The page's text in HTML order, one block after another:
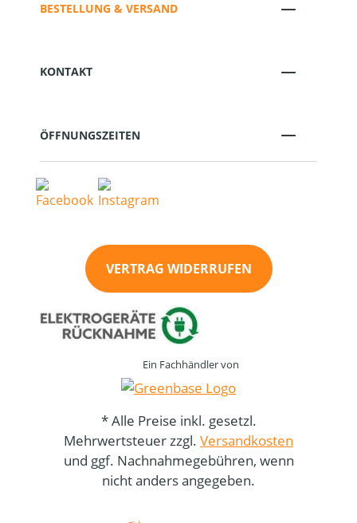
BESTELLUNG & VERSAND
KONTAKT
ÖFFNUNGSZEITEN
VERTRAG WIDERRUFEN
Ein Fachhändler von
* Alle Preise inkl. gesetzl.
Mehrwertsteuer zzgl. Versandkosten
und ggf. Nachnahmegebühren, wenn
nicht anders angegeben.